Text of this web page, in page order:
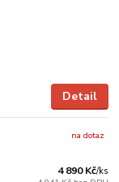
Detail
4 890 Kč/ks
na dotaz